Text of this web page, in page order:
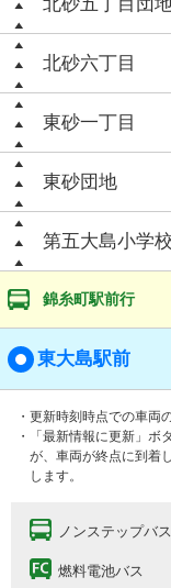
北砂六丁目
東砂一丁目
東砂団地
第五大島小学
錦糸町駅前行
東大島駅前
・更新時刻時点での車両
・「最新情報に更新」ボ
が、車両が終点に到着
します。
ノンステップバス
燃料電池バス